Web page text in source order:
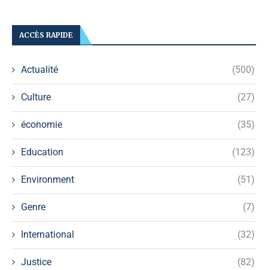
ACCÈS RAPIDE
Actualité (500)
Culture (27)
économie (35)
Education (123)
Environment (51)
Genre (7)
International (32)
Justice (82)